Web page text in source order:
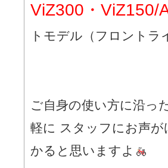
ViZ300・ViZ150/
トモデル（フロントラ
ご自身の使い方に沿っ
軽に スタッフにお声
かると思いますよ